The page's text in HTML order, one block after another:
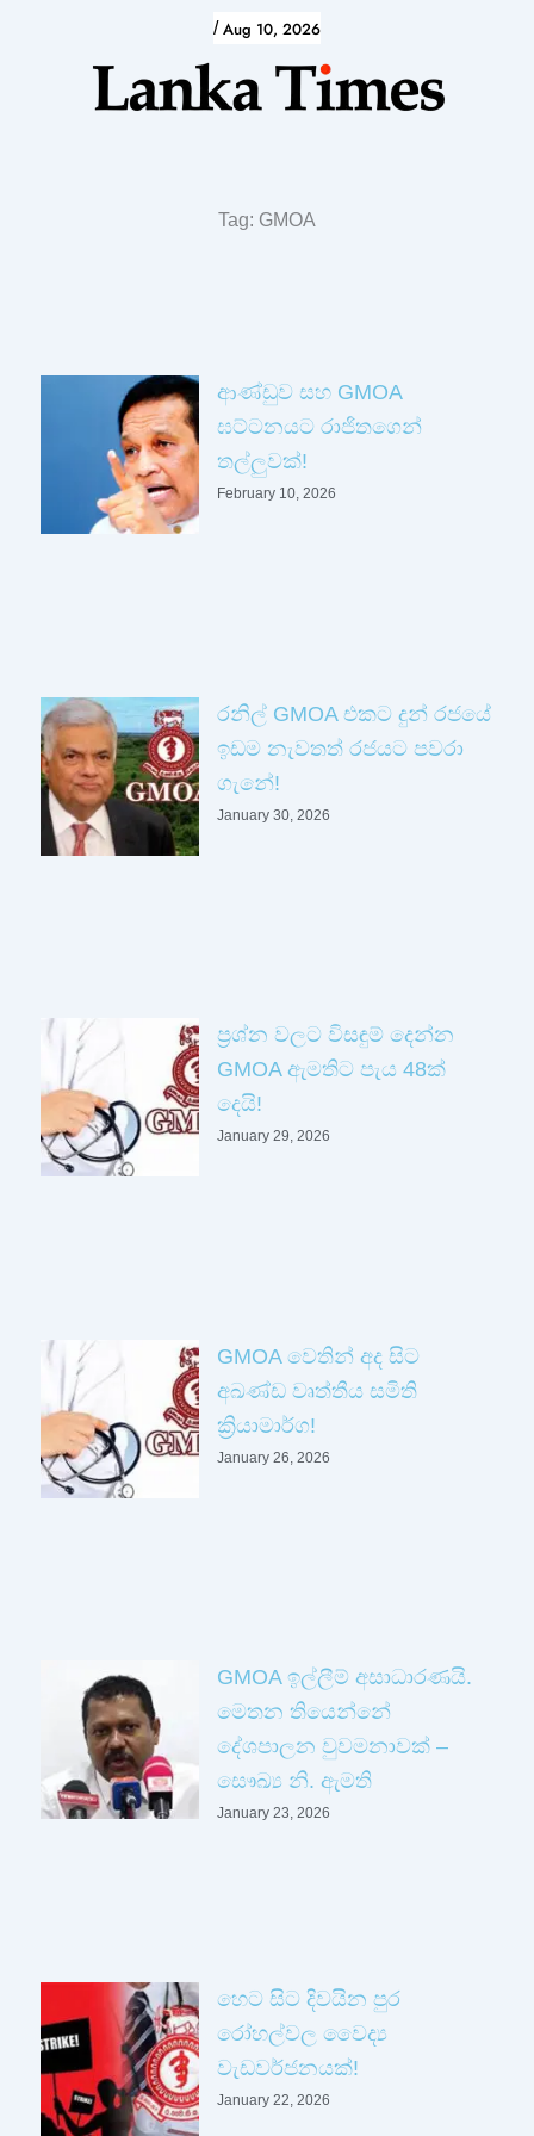
/ Aug 10, 2026
Tag: GMOA
ආණ්ඩුව සහ GMOA
ඝට්ටනයට රාජිතගෙන්
තල්ලුවක්!
February 10, 2026
රනිල් GMOA එකට දුන් රජයේ
ඉඩම නැවතත් රජයට පවරා
ගැනේ!
January 30, 2026
ප්‍රශ්න වලට විසඳුම් දෙන්න
GMOA ඇමතිට පැය 48ක්
දෙයි!
January 29, 2026
GMOA වෙතින් අද සිට
අඛණ්ඩ වෘත්තීය සමිති
ක්‍රියාමාර්ග!
January 26, 2026
GMOA ඉල්ලීම් අසාධාරණයි.
මෙතන තියෙන්නේ
දේශපාලන වුවමනාවක් –
සෞඛ්‍ය නි. ඇමති
January 23, 2026
හෙට සිට දිවයින පුර
රෝහල්වල වෛද්‍ය
වැඩවර්ජනයක්!
January 22, 2026
PagePage